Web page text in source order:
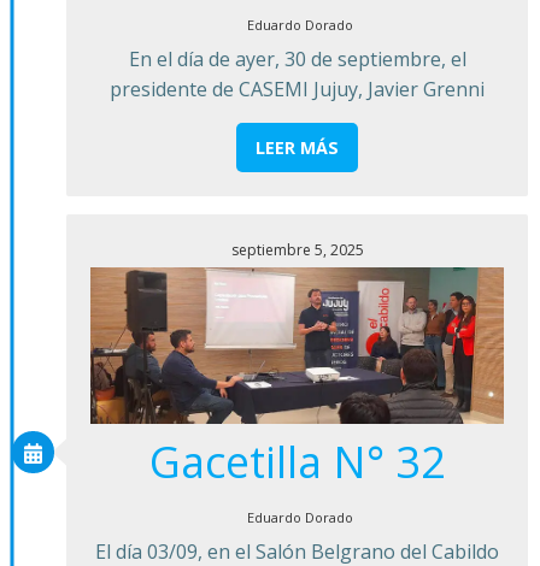
Eduardo Dorado
En el día de ayer, 30 de septiembre, el
presidente de CASEMI Jujuy, Javier Grenni
LEER MÁS
septiembre 5, 2025
Gacetilla N° 32
Eduardo Dorado
El día 03/09, en el Salón Belgrano del Cabildo